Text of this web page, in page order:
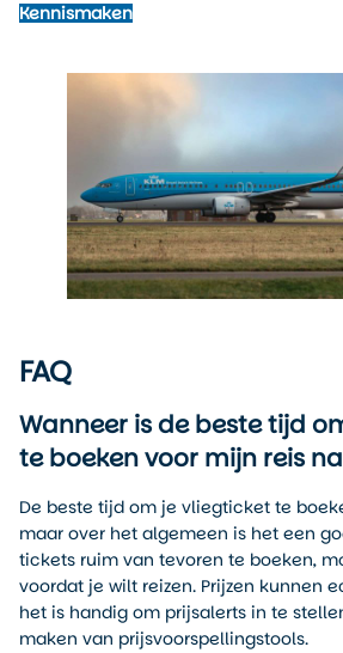
Kennismaken
FAQ
Wanneer is de beste tijd
te boeken voor mijn reis
De beste tijd om je vliegticket te
maar over het algemeen is het een
tickets ruim van tevoren te boeken,
voordat je wilt reizen. Prijzen kunnen
het is handig om prijsalerts in te
maken van prijsvoorspellingstools.